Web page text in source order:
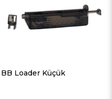
BB Loader Küçük